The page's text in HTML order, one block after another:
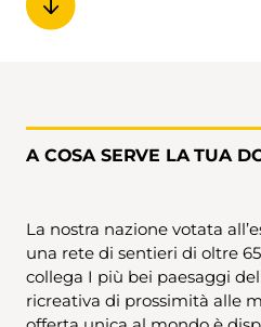
A COSA SERVE LA TUA
La nostra nazione votata
una rete di sentieri di oltre
collega I più bei paesaggi
ricreativa di prossimità alle